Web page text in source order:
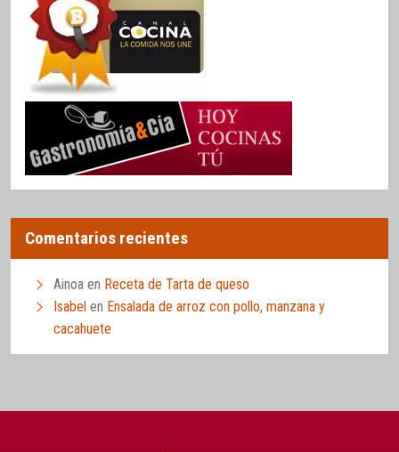
Comentarios recientes
Ainoa en Receta de Tarta de queso
Isabel en Ensalada de arroz con pollo, manzana y
cacahuete